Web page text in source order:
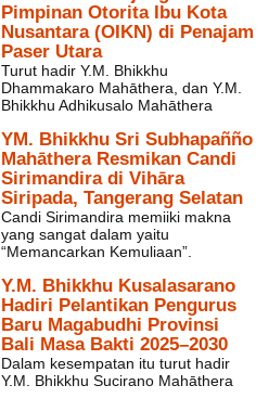
Pimpinan Otorita Ibu Kota
Nusantara (OIKN) di Penajam
Paser Utara
Turut hadir Y.M. Bhikkhu
Dhammakaro Mahāthera, dan Y.M.
Bhikkhu Adhikusalo Mahāthera
YM. Bhikkhu Sri Subhapañño
Mahāthera Resmikan Candi
Sirimandira di Vihāra
Siripada, Tangerang Selatan
Candi Sirimandira memiiki makna
yang sangat dalam yaitu
“Memancarkan Kemuliaan”.
Y.M. Bhikkhu Kusalasarano
Hadiri Pelantikan Pengurus
Baru Magabudhi Provinsi
Bali Masa Bakti 2025–2030
Dalam kesempatan itu turut hadir
Y.M. Bhikkhu Sucirano Mahāthera